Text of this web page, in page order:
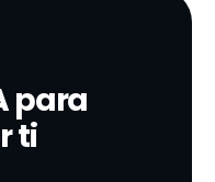
para
ti